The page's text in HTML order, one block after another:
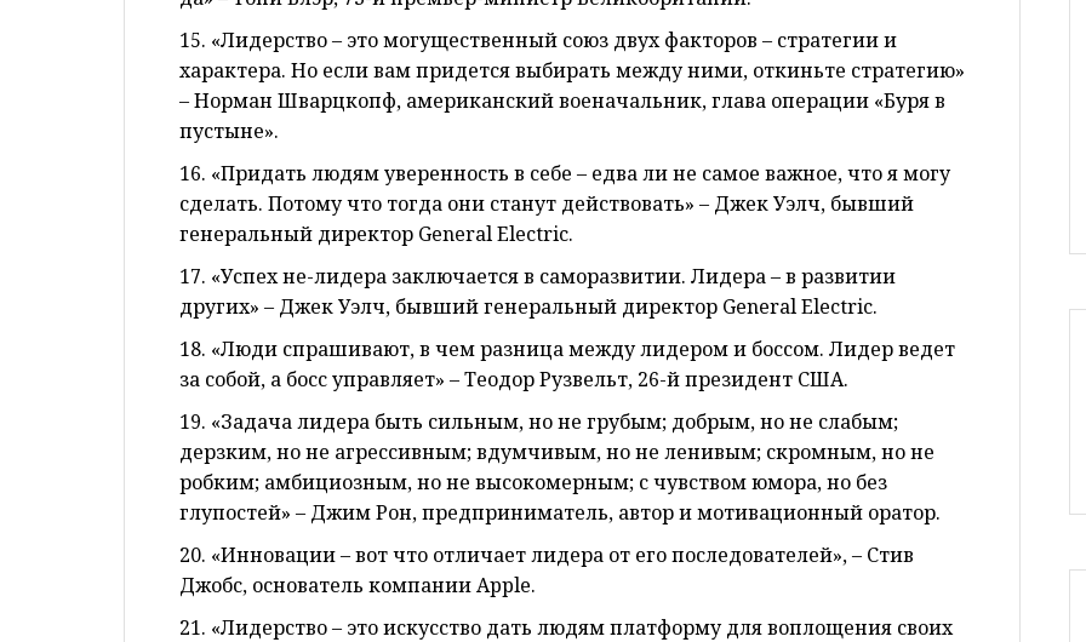
15. «Лидерство – это могущественный союз двух факторов – стратегии и
характера. Но если вам придется выбирать между ними, откиньте стратегию»
– Норман Шварцкопф, американский военачальник, глава операции «Буря в
пустыне».
16. «Придать людям уверенность в себе – едва ли не самое важное, что я могу
сделать. Потому что тогда они станут действовать» – Джек Уэлч, бывший
генеральный директор General Electric.
17. «Успех не-лидера заключается в саморазвитии. Лидера – в развитии
других» – Джек Уэлч, бывший генеральный директор General Electric.
18. «Люди спрашивают, в чем разница между лидером и боссом. Лидер ведет
за собой, а босс управляет» – Теодор Рузвельт, 26-й президент США.
19. «Задача лидера быть сильным, но не грубым; добрым, но не слабым;
дерзким, но не агрессивным; вдумчивым, но не ленивым; скромным, но не
робким; амбициозным, но не высокомерным; с чувством юмора, но без
глупостей» – Джим Рон, предприниматель, автор и мотивационный оратор.
20. «Инновации – вот что отличает лидера от его последователей», – Стив
Джобс, основатель компании Apple.
21. «Лидерство – это искусство дать людям платформу для воплощения своих